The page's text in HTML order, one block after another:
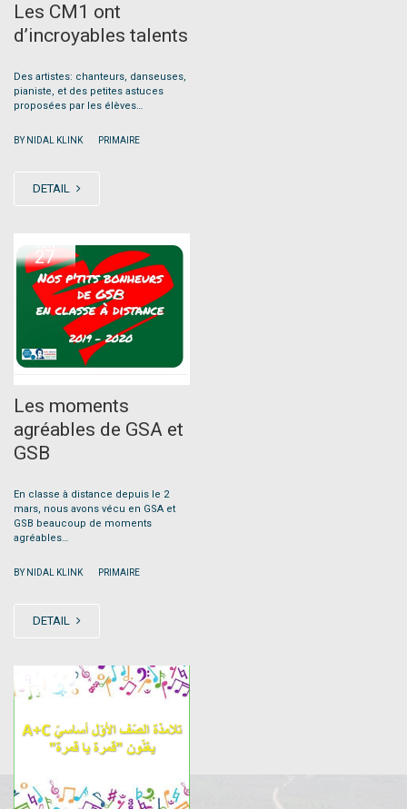
Les CM1 ont
d’incroyables talents
Des artistes: chanteurs, danseuses,
pianiste, et des petites astuces
proposées par les élèves…
BY NIDAL KLINK PRIMAIRE
DETAIL
27
Les moments
agréables de GSA et
GSB
En classe à distance depuis le 2
mars, nous avons vécu en GSA et
GSB beaucoup de moments
agréables…
BY NIDAL KLINK PRIMAIRE
DETAIL
27